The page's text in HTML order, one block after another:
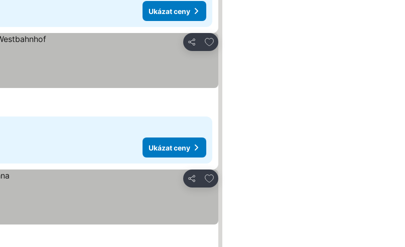
Ukázat ceny
Sdílet
Přidat na seznam oblíbených hotelů
Ukázat ceny
Sdílet
Přidat na seznam oblíbených hotelů